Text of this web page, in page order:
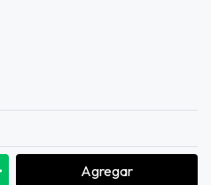
Agregar